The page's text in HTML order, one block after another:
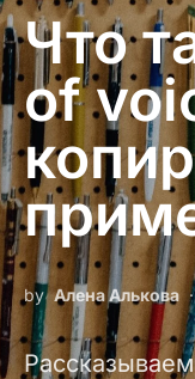
Что
of
by Алена Алькова